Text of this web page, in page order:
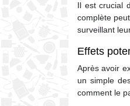
Il est crucial
complète
surveillant
Effets
Après avoir
un simple
comment le